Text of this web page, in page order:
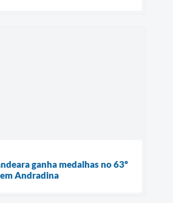
ganha medalhas no 63º
Andradina